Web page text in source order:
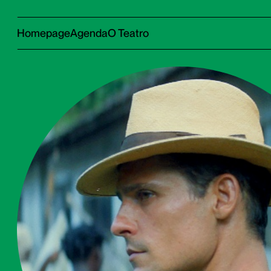
HomepageAgendaO Teatro